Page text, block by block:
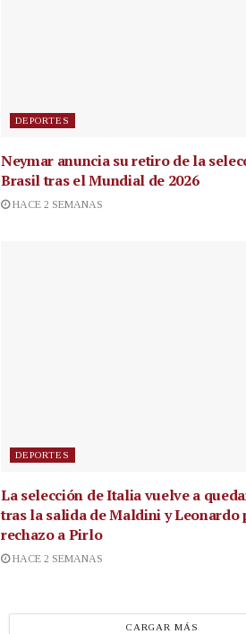
DEPORTES
Neymar anuncia su retiro de la
Brasil tras el Mundial de 2026
HACE 2 SEMANAS
DEPORTES
La selección de Italia vuelve a
tras la salida de Maldini y Leonardo
rechazo a Pirlo
HACE 2 SEMANAS
CARGAR MÁS